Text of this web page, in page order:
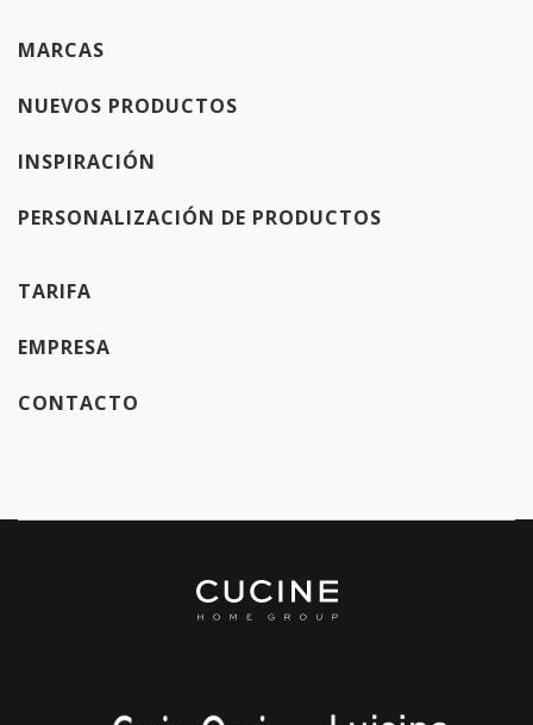
MARCAS
NUEVOS PRODUCTOS
INSPIRACIÓN
PERSONALIZACIÓN DE PRODUCTOS
TARIFA
EMPRESA
CONTACTO